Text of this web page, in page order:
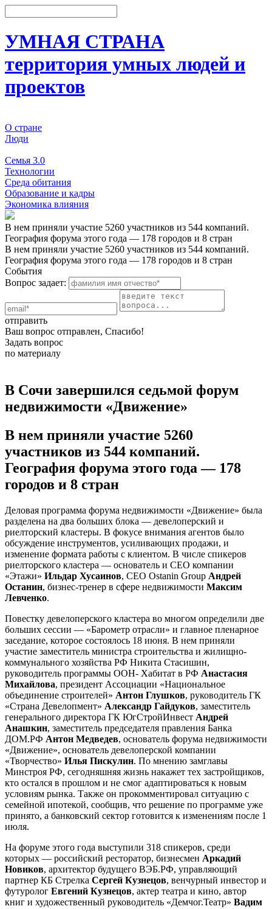
УМНАЯ СТРАНА
территория умных людей и
проектов
О стране
Люди
Семья 3.0
Технологии
Среда обитания
Образование и кадры
Экономика влияния
В нем приняли участие 5260 участников из 544 компаний.
География форума этого года — 178 городов и 8 стран
В нем приняли участие 5260 участников из 544 компаний.
География форума этого года — 178 городов и 8 стран
События
Вопрос задает:
отправить
Ваш вопрос отправлен, Спасибо!
Задать вопрос
по материалу
В Сочи завершился седьмой форум
недвижимости «Движение»
В нем приняли участие 5260
участников из 544 компаний.
География форума этого года — 178
городов и 8 стран
Деловая программа форума недвижимости «Движение» была
разделена на два больших блока — девелоперский и
риелторский кластеры. В фокусе внимания агентов было
обсуждение инструментов, усиливающих продажи, и
изменение формата работы с клиентом. В числе спикеров
риелторского кластера — основатель и CEO компании
«Этажи» Ильдар Хусаинов, CEO Ostanin Group Андрей
Останин, бизнес-тренер в сфере недвижимости Максим
Левченко.
Повестку девелоперского кластера во многом определили две
больших сессии — «Барометр отрасли» и главное пленарное
заседание, которое состоялось 18 июня. В нем приняли
участие заместитель министра строительства и жилищно-
коммунального хозяйства РФ Никита Стасишин,
руководитель программы ООН- Хабитат в РФ Анастасия
Михайлова, президент Ассоциации «Национальное
объединение строителей» Антон Глушков, руководитель ГК
«Страна Девелопмент» Александр Гайдуков, заместитель
генерального директора ГК ЮгСтройИнвест Андрей
Анашкин, заместитель председателя правления Банка
ДОМ.РФ Антон Медведев, основатель форума недвижимости
«Движение», основатель девелоперской компании
«Творчество» Илья Пискулин. По мнению замглавы
Минстроя РФ, сегодняшняя жизнь накажет тех застройщиков,
кто остался в прошлом и не смог адаптироваться к новым
условиям рынка. Также он прокомментировал ситуацию с
семейной ипотекой, сообщив, что решение по программе уже
принято, а банковский сектор готовится к изменениям после 1
июля.
На форуме этого года выступили 318 спикеров, среди
которых — российский ресторатор, бизнесмен Аркадий
Новиков, архитектор будущего ВЭБ.РФ, управляющий
партнер КБ Стрелка Сергей Кузнецов, венчурный инвестор и
футуролог Евгений Кузнецов, актер театра и кино, автор
книг и художественный руководитель «Демчог.Театр» Вадим